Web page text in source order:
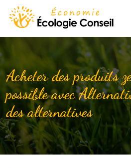
Acheter des produits
possible avec
des alternatives